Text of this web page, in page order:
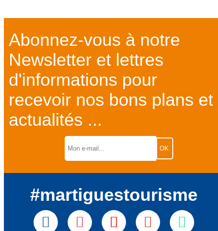
Abonnez-vous à notre
Newsletter et lettres
d'informations pour
recevoir nos bons plans et
actualités ...
#martiguestourisme